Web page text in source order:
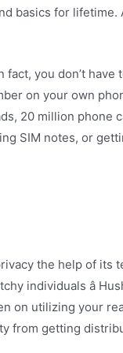
basics for lifetime.
you don’t
on your own
20 million phone
SIM notes, or
the help of its
individuals â
on utilizing your
from getting